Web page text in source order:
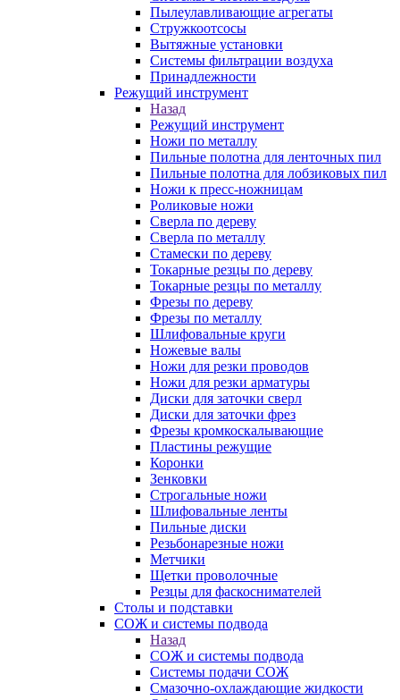
Пылеулавливающие агрегаты
Стружкоотсосы
Вытяжные установки
Системы фильтрации воздуха
Принадлежности
Режущий инструмент
Назад
Режущий инструмент
Ножи по металлу
Пильные полотна для ленточных пил
Пильные полотна для лобзиковых пил
Ножи к пресс-ножницам
Роликовые ножи
Сверла по дереву
Сверла по металлу
Стамески по дереву
Токарные резцы по дереву
Токарные резцы по металлу
Фрезы по дереву
Фрезы по металлу
Шлифовальные круги
Ножевые валы
Ножи для резки проводов
Ножи для резки арматуры
Диски для заточки сверл
Диски для заточки фрез
Фрезы кромкоскалывающие
Пластины режущие
Коронки
Зенковки
Строгальные ножи
Шлифовальные ленты
Пильные диски
Резьбонарезные ножи
Метчики
Щетки проволочные
Резцы для фаскоснимателей
Столы и подставки
СОЖ и системы подвода
Назад
СОЖ и системы подвода
Системы подачи СОЖ
Смазочно-охлаждающие жидкости